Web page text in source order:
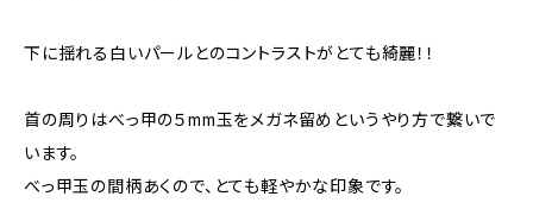
下に揺れる白いパールとのコントラストがとても綺麗！！
首の周りはべっ甲の５mm玉をメガネ留めというやり方で繋いで
います。
べっ甲玉の間柄あくので、とても軽やかな印象です。